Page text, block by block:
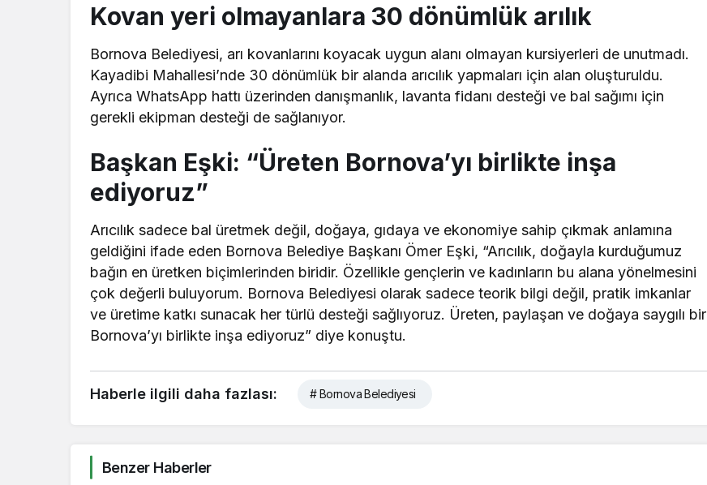
Kovan yeri olmayanlara 30 dönümlük arılık
Bornova Belediyesi, arı kovanlarını koyacak uygun alanı olmayan kursiyerleri de unutmadı.
Kayadibi Mahallesi’nde 30 dönümlük bir alanda arıcılık yapmaları için alan oluşturuldu.
Ayrıca WhatsApp hattı üzerinden danışmanlık, lavanta fidanı desteği ve bal sağımı için
gerekli ekipman desteği de sağlanıyor.
Başkan Eşki: “Üreten Bornova’yı birlikte inşa
ediyoruz”
Arıcılık sadece bal üretmek değil, doğaya, gıdaya ve ekonomiye sahip çıkmak anlamına
geldiğini ifade eden Bornova Belediye Başkanı Ömer Eşki, “Arıcılık, doğayla kurduğumuz
bağın en üretken biçimlerinden biridir. Özellikle gençlerin ve kadınların bu alana yönelmesini
çok değerli buluyorum. Bornova Belediyesi olarak sadece teorik bilgi değil, pratik imkanlar
ve üretime katkı sunacak her türlü desteği sağlıyoruz. Üreten, paylaşan ve doğaya saygılı bir
Bornova’yı birlikte inşa ediyoruz” diye konuştu.
Haberle ilgili daha fazlası: # Bornova Belediyesi
Benzer Haberler